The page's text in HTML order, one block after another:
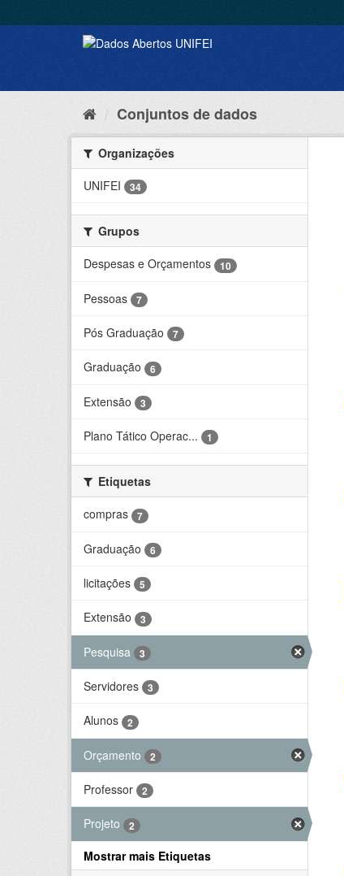
Conjuntos de dados
Organizações
UNIFEI
34
Grupos
Despesas e Orçamentos
10
Pessoas 7
Pós Graduação 7
Graduação 6
Extensão 3
Plano Tático Operac... 1
Etiquetas
compras
7
Graduação 6
licitações 5
Extensão 3
Pesquisa 3
Servidores 3
Alunos 2
Orçamento 2
Professor 2
Projeto 2
Mostrar mais Etiquetas